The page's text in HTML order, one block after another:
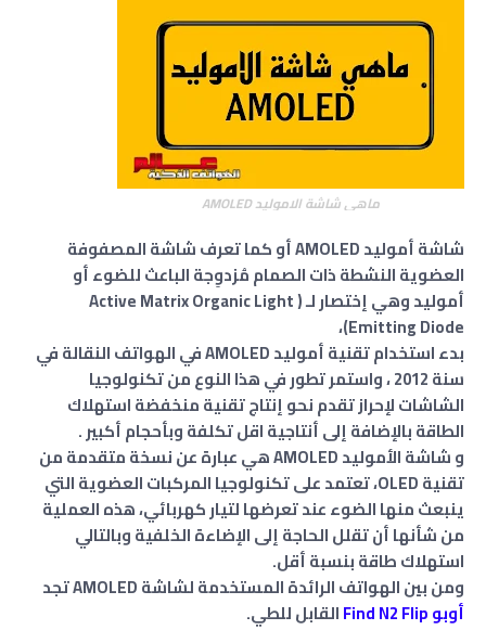
ماهي شاشة الاموليد AMOLED
شاشة أموليد AMOLED أو كما تعرف شاشة المصفوفة
العضوية النشطة ذات الصمام مُزدوِجة الباعث للضوء أو
أموليد وهي إختصار لـ ( Active Matrix Organic Light
Emitting Diode)‏،
بدء استخدام تقنية أموليد AMOLED في الهواتف النقالة في
سنة 2012 ، واستمر تطور في هذا النوع من تكنولوجيا
الشاشات لإحراز تقدم نحو إنتاج تقنية منخفضة استهلاك
الطاقة بالإضافة إلى أنتاجية اقل تكلفة وبأحجام أكبير .
و شاشة الأموليد AMOLED هي عبارة عن نسخة متقدمة من
تقنية OLED، تعتمد على تكنولوجيا المركبات العضوية التي
ينبعث منها الضوء عند تعرضها لتيار كهربائي، هذه العملية
من شأنها أن تقلل الحاجة إلى الإضاءة الخلفية وبالتالي
استهلاك طاقة بنسبة أقل.
ومن بين الهواتف الرائدة المستخدمة لشاشة AMOLED تجد
أوبو Find N2 Flip
القابل للطي.